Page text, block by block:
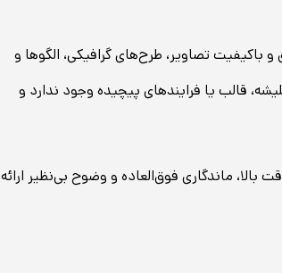
باکیفیت تصاویر، طرح‌های گرافیکی، الگوها و
قالب یا فرایندهای پیچیده وجود ندارد و
بالا، ماندگاری فوق‌العاده و وضوح بی‌نظیر ارائه